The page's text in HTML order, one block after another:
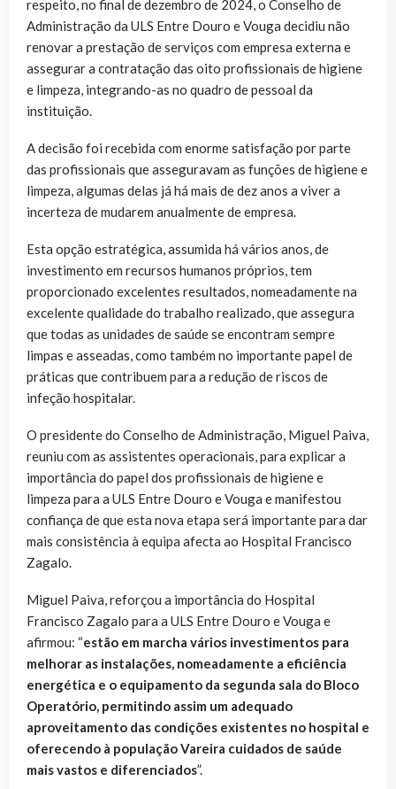
respeito, no final de dezembro de 2024, o Conselho de
Administração da ULS Entre Douro e Vouga decidiu não
renovar a prestação de serviços com empresa externa e
assegurar a contratação das oito profissionais de higiene
e limpeza, integrando-as no quadro de pessoal da
instituição.
A decisão foi recebida com enorme satisfação por parte
das profissionais que asseguravam as funções de higiene e
limpeza, algumas delas já há mais de dez anos a viver a
incerteza de mudarem anualmente de empresa.
Esta opção estratégica, assumida há vários anos, de
investimento em recursos humanos próprios, tem
proporcionado excelentes resultados, nomeadamente na
excelente qualidade do trabalho realizado, que assegura
que todas as unidades de saúde se encontram sempre
limpas e asseadas, como também no importante papel de
práticas que contribuem para a redução de riscos de
infeção hospitalar.
O presidente do Conselho de Administração, Miguel Paiva,
reuniu com as assistentes operacionais, para explicar a
importância do papel dos profissionais de higiene e
limpeza para a ULS Entre Douro e Vouga e manifestou
confiança de que esta nova etapa será importante para dar
mais consistência à equipa afecta ao Hospital Francisco
Zagalo.
Miguel Paiva, reforçou a importância do Hospital
Francisco Zagalo para a ULS Entre Douro e Vouga e
afirmou: “estão em marcha vários investimentos para
melhorar as instalações, nomeadamente a eficiência
energética e o equipamento da segunda sala do Bloco
Operatório, permitindo assim um adequado
aproveitamento das condições existentes no hospital e
oferecendo à população Vareira cuidados de saúde
mais vastos e diferenciados”.